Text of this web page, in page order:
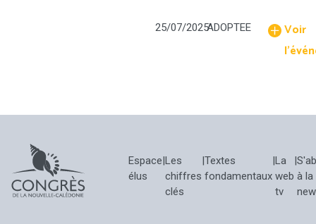
25/07/2025ADOPTEE
Voir
Espace
élus
|Les
chiffres
clés
|Textes
fondamentaux
|La
web
tv
|
à la